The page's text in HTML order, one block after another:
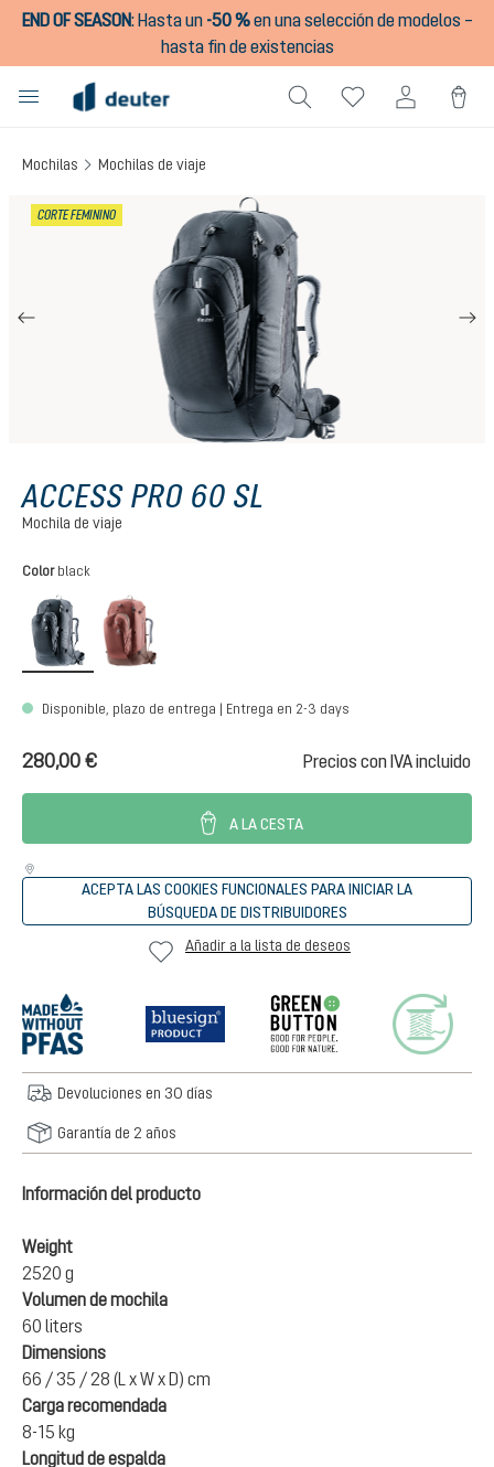
principal
END OF SEASON:Hasta un -50 %en una selección de modelos –
hasta fin de existencias
Mochilas Mochilas de viaje
CORTE FEMININO
ACCESS PRO 60 SL
Mochila de viaje
Seleccione
Color black
black
Disponible, plazo de entrega | Entrega en 2-3 days
280,00 € Precios con IVA incluido
A LA CESTA
ACEPTA LAS COOKIES FUNCIONALES PARA INICIAR LA
BÚSQUEDA DE DISTRIBUIDORES
Añadir a la lista de deseos
Devoluciones en 30 días
Garantía de 2 años
Información del producto
Weight
2520 g
Volumen de mochila
60 liters
Dimensions
66 / 35 / 28 (L x W x D) cm
Carga recomendada
8-15 kg
Longitud de espalda